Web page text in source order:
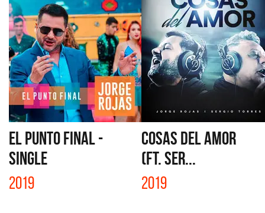
EL PUNTO FINAL -
SINGLE
2019
COSAS DEL AMOR
(FT. SER...
2019